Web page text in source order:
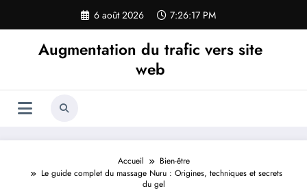
contenu
6 août 2026 7:26:18 PM
Augmentation du trafic vers site
web
Accueil
Bien-être
Le guide complet du massage Nuru : Origines, techniques et secrets
du gel